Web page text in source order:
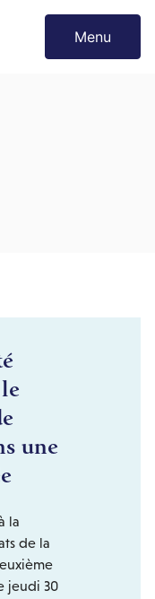
Menu
une
la
de la
jeudi 30